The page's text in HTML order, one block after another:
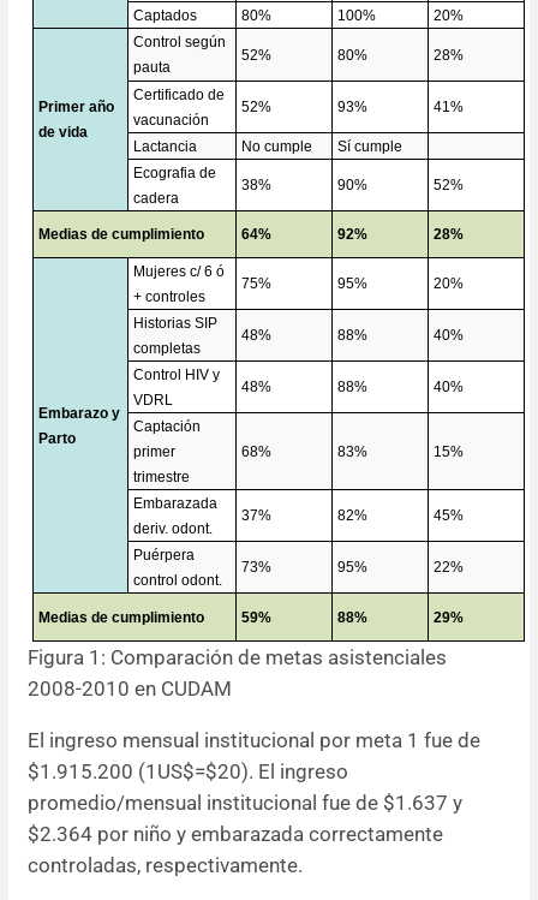
Captados
80% 100% 20%
Primer año
de vida
Control según
pauta
52% 80% 28%
Certificado de
vacunación
52% 93% 41%
Lactancia No cumple
Sí cumple
Ecografia de
cadera
38% 90% 52%
Medias de cumplimiento 64% 92% 28%
Embarazo y
Parto
Mujeres c/ 6 ó
+ controles
75% 95% 20%
Historias SIP
completas
48% 88% 40%
Control HIV y
VDRL
48% 88% 40%
Captación
primer
trimestre
68% 83% 15%
Embarazada
deriv. odont.
37% 82% 45%
Puérpera
control odont.
73% 95% 22%
Medias de cumplimiento 59% 88% 29%
Figura 1: Comparación de metas asistenciales
2008-2010 en CUDAM
El ingreso mensual institucional por meta 1 fue de
$1.915.200 (1US$=$20). El ingreso
promedio/mensual institucional fue de $1.637 y
$2.364 por niño y embarazada correctamente
controladas, respectivamente.